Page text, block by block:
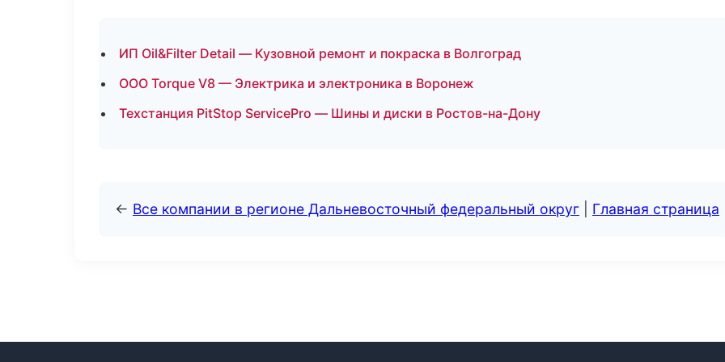
ИП Oil&Filter Detail — Кузовной ремонт и покраска в Волгоград
ООО Torque V8 — Электрика и электроника в Воронеж
Техстанция PitStop ServicePro — Шины и диски в Ростов-на-Дону
← Все компании в регионе Дальневосточный федеральный округ Главная страница